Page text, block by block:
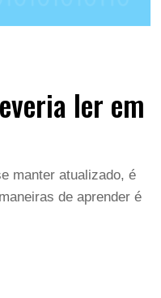
ler em
manter atualizado, é
de aprender é